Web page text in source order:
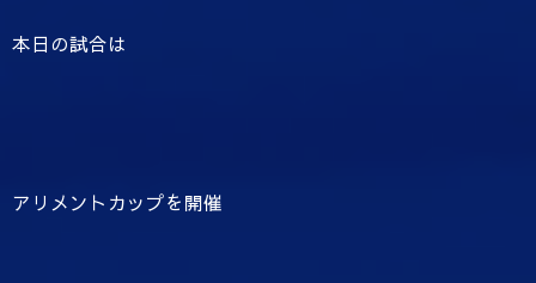
本日の試合は
アリメントカップを開催